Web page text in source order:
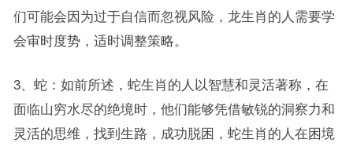
们可能会因为过于自信而忽视风险，龙生肖的人需要学
会审时度势，适时调整策略。
3、蛇：如前所述，蛇生肖的人以智慧和灵活著称，在
面临山穷水尽的绝境时，他们能够凭借敏锐的洞察力和
灵活的思维，找到生路，成功脱困，蛇生肖的人在困境